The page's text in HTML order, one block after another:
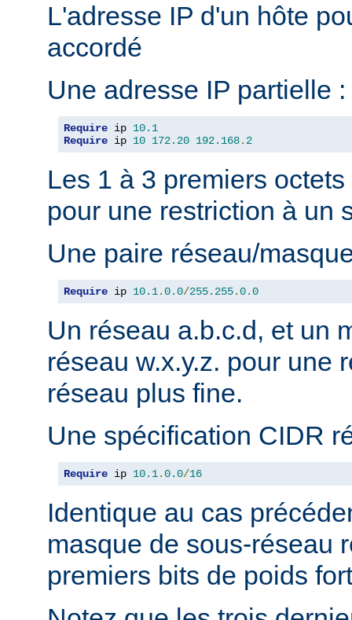
L'adresse IP d'un hôte
accordé
Une adresse IP partielle :
Require ip 10.1
Require ip 10 172.20 192.168. 2
Les 1 à 3 premiers
pour une restriction à un
Une paire réseau/
Require ip 10.1.0.0/255.255.0.0
Un réseau a.b.c.d, et un
réseau w.x.y.z. pour une
réseau plus fine.
Une spécification CIDR
Require ip 10.1.0.0/16
Identique au cas
masque de sous-réseau
premiers bits de poids